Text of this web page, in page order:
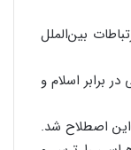
بین‌الملل
برابر اسلام و
سپتامبر ۲۰۰۱ استفاده بیشتری از این اصطلاح شد.